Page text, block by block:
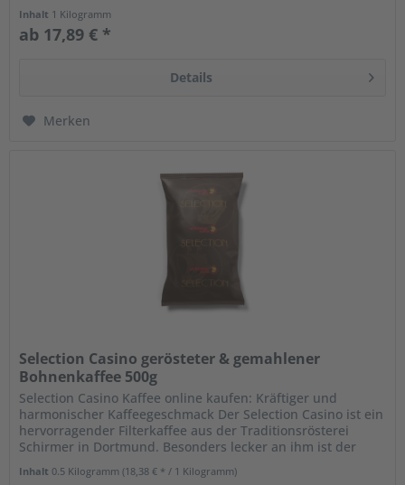
Inhalt 1 Kilogramm
ab 17,89 € *
Details
Merken
Selection Casino gerösteter & gemahlener
Bohnenkaffee 500g
Selection Casino Kaffee online kaufen: Kräftiger und
harmonischer Kaffeegeschmack Der Selection Casino ist ein
hervorragender Filterkaffee aus der Traditionsrösterei
Schirmer in Dortmund. Besonders lecker an ihm ist der
Inhalt 0.5 Kilogramm(18,38 € * / 1 Kilogramm)